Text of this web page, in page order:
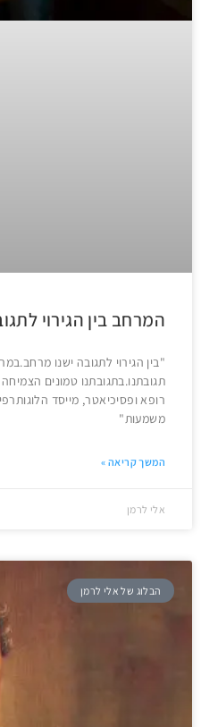
המרחב בין הגירוי
"בין הגירוי לתגובה ישנו
תגובתנו.בתגובתנו טמונים
רופא ופסיכיאטר, מייסד
משמעות"
המשך קריאה »
אלי לרמן
הבלוג של אלי לרמן